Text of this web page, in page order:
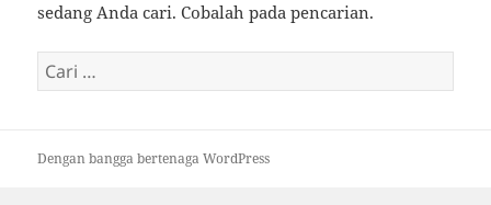
sedang Anda cari. Cobalah pada pencarian.
Cari
untuk:
Dengan bangga bertenaga WordPress